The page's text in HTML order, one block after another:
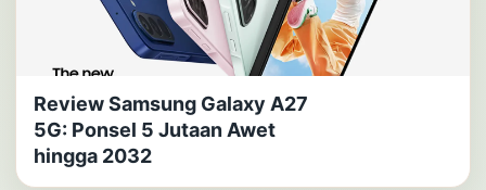
Review Samsung Galaxy A27
5G: Ponsel 5 Jutaan Awet
hingga 2032